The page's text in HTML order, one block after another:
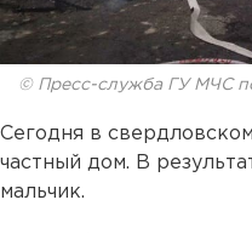
© Пресс-служба ГУ МЧС
Сегодня в
частный дом. В
мальчик.